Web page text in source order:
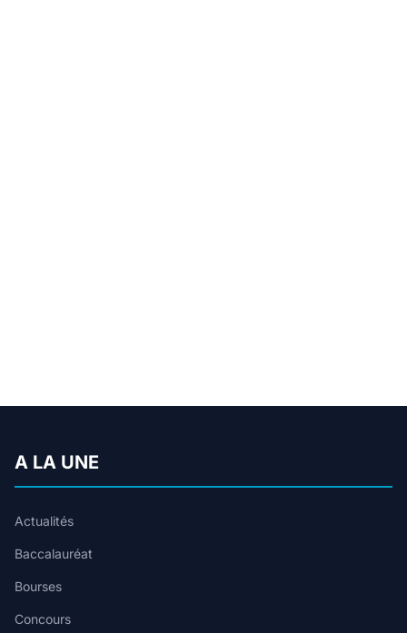
A LA UNE
Actualités
Baccalauréat
Bourses
Concours